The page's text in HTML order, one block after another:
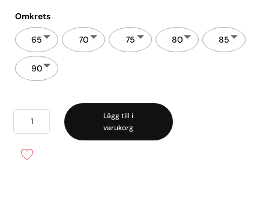
Omkrets
65 70 75 80 85
90
Lägg till i
varukorg